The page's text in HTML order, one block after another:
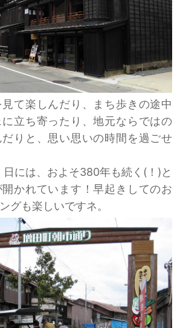
て楽しんだり、まち歩きの途中
立ち寄ったり、地元ならではの
りと、思い思いの時間を過ごせ
には、およそ380年も続く(！)と
かれています！早起きしてのお
グも楽しいですネ。